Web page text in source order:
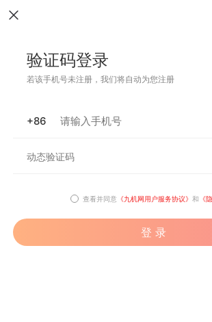
验证码登录
若该手机号未注册，我们将自动为您注册
+86
查看并同意 《九机网用户服务协议》 和 《
登 录